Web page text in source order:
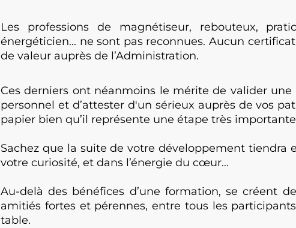
Les professions de magnétiseur, rebouteux,
énergéticien... ne sont pas reconnues. Aucun
de valeur auprès de l’Administration.
Ces derniers ont néanmoins le mérite de valider
personnel et d’attester d'un sérieux auprès de vos
papier bien qu’il représente une étape très importante
Sachez que la suite de votre développement tiendra
votre curiosité, et dans l’énergie du cœur…
Au-delà des bénéfices d’une formation, se créent
amitiés fortes et pérennes, entre tous les participants
table.